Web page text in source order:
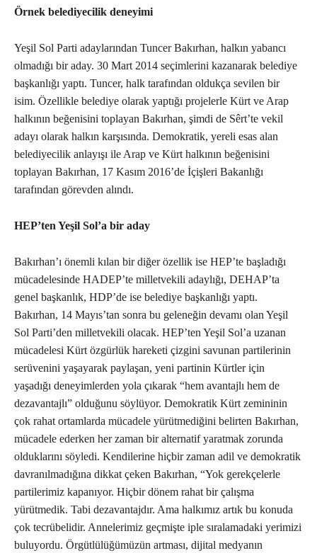
Örnek belediyecilik deneyimi
Yeşil Sol Parti adaylarından Tuncer Bakırhan, halkın yabancı
olmadığı bir aday. 30 Mart 2014 seçimlerini kazanarak belediye
başkanlığı yaptı. Tuncer, halk tarafından oldukça sevilen bir
isim. Özellikle belediye olarak yaptığı projelerle Kürt ve Arap
halkının beğenisini toplayan Bakırhan, şimdi de Sêrt’te vekil
adayı olarak halkın karşısında. Demokratik, yereli esas alan
belediyecilik anlayışı ile Arap ve Kürt halkının beğenisini
toplayan Bakırhan, 17 Kasım 2016’de İçişleri Bakanlığı
tarafından görevden alındı.
HEP’ten Yeşil Sol’a bir aday
Bakırhan’ı önemli kılan bir diğer özellik ise HEP’te başladığı
mücadelesinde HADEP’te milletvekili adaylığı, DEHAP’ta
genel başkanlık, HDP’de ise belediye başkanlığı yaptı.
Bakırhan, 14 Mayıs’tan sonra bu geleneğin devamı olan Yeşil
Sol Parti’den milletvekili olacak. HEP’ten Yeşil Sol’a uzanan
mücadelesi Kürt özgürlük hareketi çizgini savunan partilerinin
serüvenini yaşayarak paylaşan, yeni partinin Kürtler için
yaşadığı deneyimlerden yola çıkarak “hem avantajlı hem de
dezavantajlı” olduğunu söylüyor. Demokratik Kürt zemininin
çok rahat ortamlarda mücadele yürütmediğini belirten Bakırhan,
mücadele ederken her zaman bir alternatif yaratmak zorunda
olduklarını söyledi. Kendilerine hiçbir zaman adil ve demokratik
davranılmadığına dikkat çeken Bakırhan, “Yok gerekçelerle
partilerimiz kapanıyor. Hiçbir dönem rahat bir çalışma
yürütmedik. Tabi dezavantajdır. Ama halkımız artık bu konuda
çok tecrübelidir. Annelerimiz geçmişte iple sıralamadaki yerimizi
buluyordu. Örgütlülüğümüzün artması, dijital medyanın